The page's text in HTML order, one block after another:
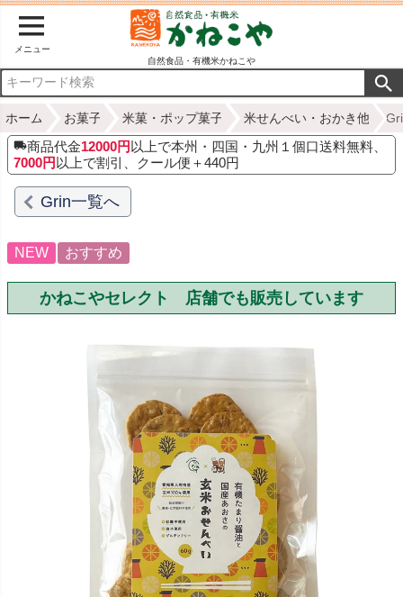
メニュー
自然食品・有機米かねこや
ホーム お菓子 米菓・ポップ菓子 米せんべい・おかき他
商品代金12000円 以上で本州・四国・九州１個口送料無料、
7000円 以上で割引、クール便＋440円
Grin一覧へ
NEW おすすめ
かねこやセレクト 店舗でも販売しています